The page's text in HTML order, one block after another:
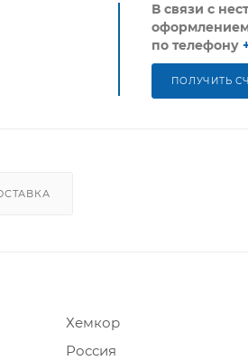
В связи с
оформлением
по телефону
ПОЛУЧИТЬ
Хемкор
Россия